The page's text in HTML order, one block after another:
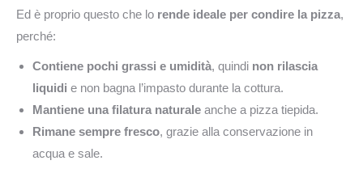
Ed è proprio questo che lo rende ideale per condire la pizza,
perché:
Contiene pochi grassi e umidità, quindi non rilascia
liquidi e non bagna l’impasto durante la cottura.
Mantiene una filatura naturale anche a pizza tiepida.
Rimane sempre fresco, grazie alla conservazione in
acqua e sale.